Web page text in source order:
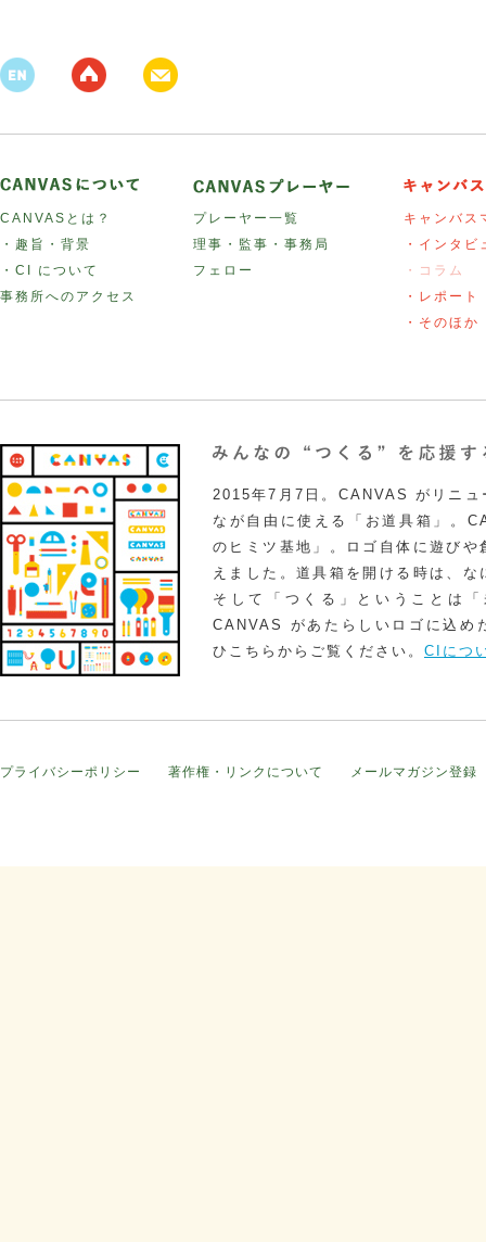
CANVASとは？
・趣旨・背景
・CI について
事務所へのアクセス
プレーヤー一覧
理事・監事・事務局
フェロー
キャンバス
・インタビ
・コラム
・レポート
・そのほか
2015年7月7日。CANVAS がリニュ
なが自由に使える「お道具箱」。
のヒミツ基地」。ロゴ自体に遊び
えました。道具箱を開ける時は、
そして「つくる」ということは
CANVAS があたらしいロゴに込め
ひこちらからご覧ください。 CIにつ
プライバシーポリシー 著作権・リンクについて メールマガジン登録